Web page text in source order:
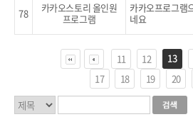
78
카카오스토리 올인원
프로그램
카카오프로그램
네요
11 12 13
17
18 19 20